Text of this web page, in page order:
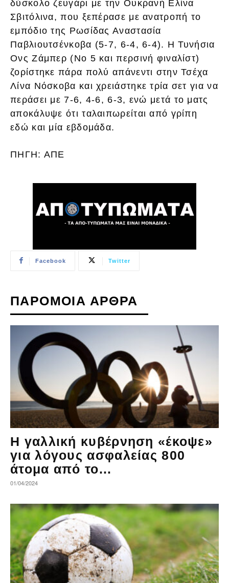
δύσκολο ζευγάρι με την Ουκρανή Ελίνα
Σβιτόλινα, που ξεπέρασε με ανατροπή το
εμπόδιο της Ρωσίδας Αναστασία
Παβλιουτσένκοβα (5-7, 6-4, 6-4). Η Τυνήσια
Ονς Ζάμπερ (Νο 5 και περσινή φιναλίστ)
ζορίστηκε πάρα πολύ απάνεντι στην Τσέχα
Λίνα Νόσκοβα και χρειάστηκε τρία σετ για να
περάσει με 7-6, 4-6, 6-3, ενώ μετά το ματς
αποκάλυψε ότι ταλαιπωρείται από γρίπη
εδώ και μία εβδομάδα.
ΠΗΓΗ: ΑΠΕ
Facebook Twitter
ΠΑΡΟΜΟΙΑ ΑΡΘΡΑ
Η γαλλική κυβέρνηση «έκοψε»
για λόγους ασφαλείας 800
άτομα από το...
01/04/2024